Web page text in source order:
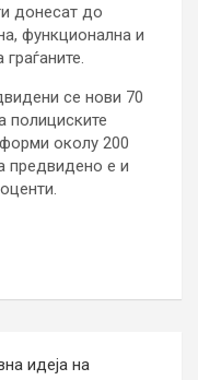
донесат до
функционална и
се нови 70
полициските
околу 200
предвидено е и
идеја на